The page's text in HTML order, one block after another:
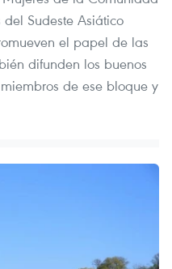
Sudeste Asiático
el papel de las
difunden los buenos
de ese bloque y